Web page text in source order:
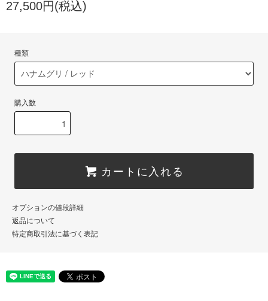
27,500円(税込)
種類
購入数
カートに入れる
オプションの値段詳細
返品について
特定商取引法に基づく表記